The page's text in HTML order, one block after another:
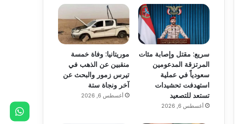
سريع: مقتل وإصابة مئات
المرتزقة المدعومين
سعودياً في عملية
استهدفت تحشيدات
تستعد للتصعيد
أغسطس 6, 2026
موريتانيا: وفاة خمسة
منقبين عن الذهب في
تيرس زمور والبحث عن
آخر ونجاة ستة
أغسطس 6, 2026